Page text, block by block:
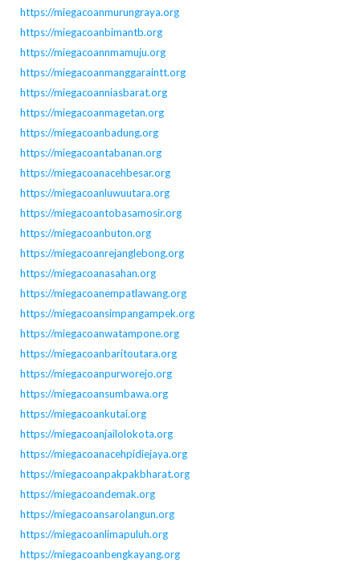
https://miegacoanmurungraya.org
https://miegacoanbimantb.org
https://miegacoannmamuju.org
https://miegacoanmanggaraintt.org
https://miegacoanniasbarat.org
https://miegacoanmagetan.org
https://miegacoanbadung.org
https://miegacoantabanan.org
https://miegacoanacehbesar.org
https://miegacoanluwuutara.org
https://miegacoantobasamosir.org
https://miegacoanbuton.org
https://miegacoanrejanglebong.org
https://miegacoanasahan.org
https://miegacoanempatlawang.org
https://miegacoansimpangampek.org
https://miegacoanwatampone.org
https://miegacoanbaritoutara.org
https://miegacoanpurworejo.org
https://miegacoansumbawa.org
https://miegacoankutai.org
https://miegacoanjailolokota.org
https://miegacoanacehpidiejaya.org
https://miegacoanpakpakbharat.org
https://miegacoandemak.org
https://miegacoansarolangun.org
https://miegacoanlimapuluh.org
https://miegacoanbengkayang.org